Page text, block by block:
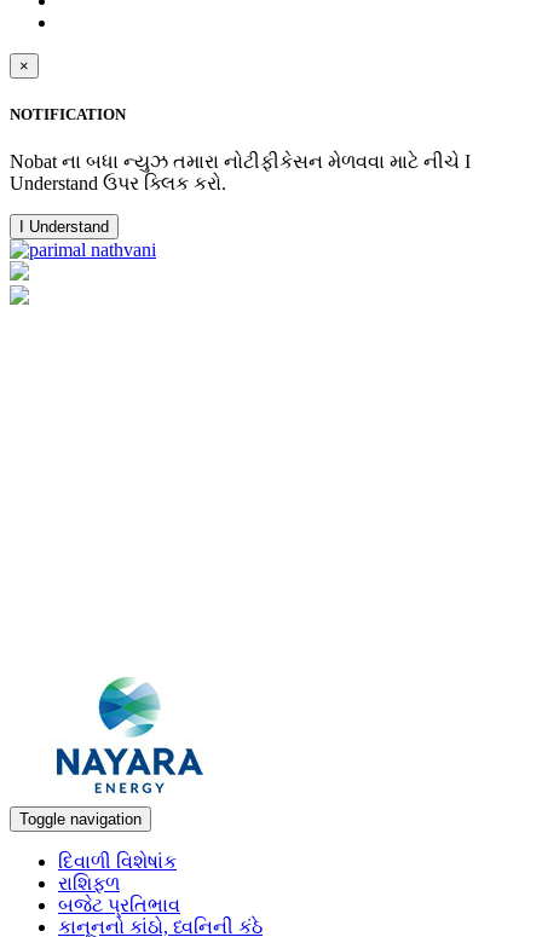
×
NOTIFICATION
Nobat ના બધા ન્યુઝ તમારા નોટીફીકેસન મેળવવા માટે નીચે I
Understand ઉપર ક્લિક કરો.
I Understand
Toggle navigation
દિવાળી વિશેષાંક
રાશિફળ
બજેટ પ્રતિભાવ
કાનૂનનો કાંઠો, ધ્વનિની કંઠે